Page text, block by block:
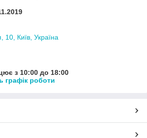
10, Київ, Україна
з 10:00 до 18:00
графік роботи